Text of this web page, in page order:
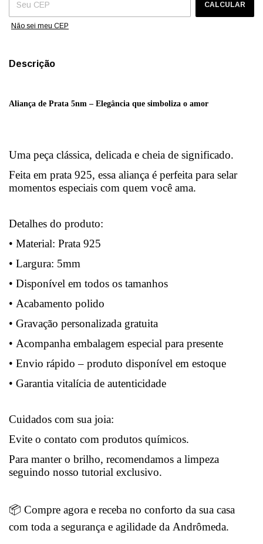
CALCULAR
Não sei meu CEP
Descrição
Aliança de Prata 5nm – Elegância que simboliza o amor
Uma peça clássica, delicada e cheia de significado.
Feita em prata 925, essa aliança é perfeita para selar
momentos especiais com quem você ama.
Detalhes do produto:
• Material: Prata 925
• Largura: 5mm
• Disponível em todos os tamanhos
• Acabamento polido
• Gravação personalizada gratuita
• Acompanha embalagem especial para presente
• Envio rápido – produto disponível em estoque
• Garantia vitalícia de autenticidade
Cuidados com sua joia:
Evite o contato com produtos químicos.
Para manter o brilho, recomendamos a limpeza
seguindo nosso tutorial exclusivo.
📦 Compre agora e receba no conforto da sua casa
com toda a segurança e agilidade da Andrômeda.